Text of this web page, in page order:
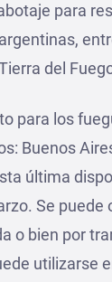
para
del
para los
Buenos
última
Se puede
o bien por
utilizarse